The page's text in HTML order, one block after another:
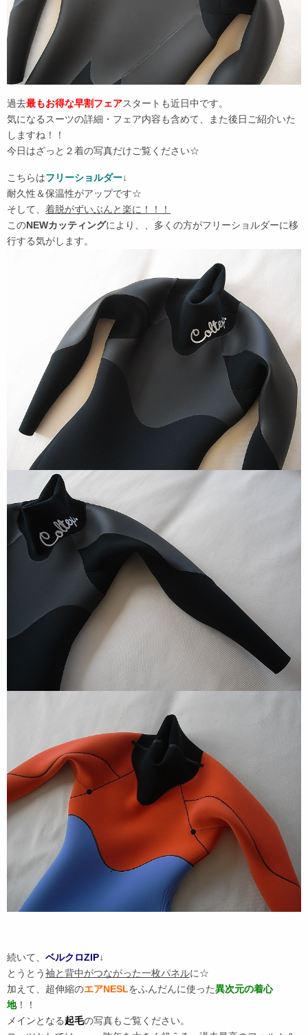
過去最もお得な早割フェアスタートも近日中です。
気になるスーツの詳細・フェア内容も含めて、また後日ご紹介いた
しますね！！
今日はざっと２着の写真だけご覧ください☆
こちらはフリーショルダー↓
耐久性＆保温性がアップです☆
そして、 着脱がずいぶんと楽に！！！
このNEWカッティングにより、、多くの方がフリーショルダーに移
行する気がします。
続いて、 ベルクロZIP↓
とうとう袖と背中がつながった一枚パネルに☆
加えて、超伸縮のエアNESLをふんだんに使った異次元の着心
地！！
メインとなる起毛の写真もご覧ください。